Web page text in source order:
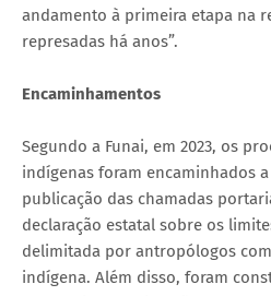
andamento à primeira etapa na
represadas há anos”.
Encaminhamentos
Segundo a Funai, em 2023, os
indígenas foram encaminhados
publicação das chamadas
declaração estatal sobre os
delimitada por antropólogos
indígena. Além disso, foram